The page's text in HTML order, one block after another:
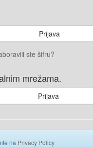
ste šifru?
mrežama.
Prijava
na Privacy Policy